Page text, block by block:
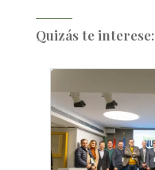
Quizás te interese: